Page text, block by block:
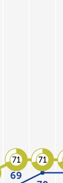
69
71 71